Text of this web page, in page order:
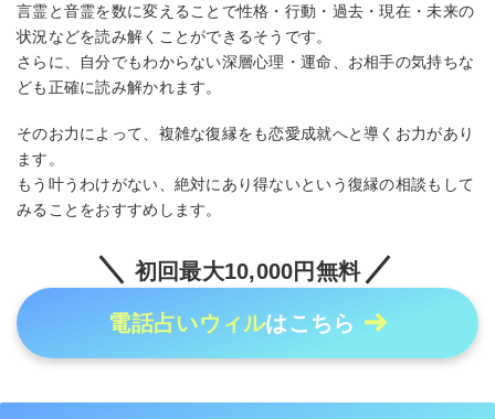
言霊と音霊を数に変えることで性格・行動・過去・現在・未来の
状況などを読み解くことができるそうです。
さらに、自分でもわからない深層心理・運命、お相手の気持ちな
ども正確に読み解かれます。
そのお力によって、複雑な復縁をも恋愛成就へと導くお力があり
ます。
もう叶うわけがない、絶対にあり得ないという復縁の相談もして
みることをおすすめします。
初回最大10,000円無料
電話占いウィルはこちら